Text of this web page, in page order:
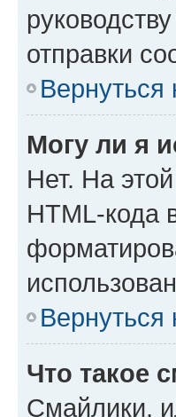
отправки
Вернуться
Могу ли я
Нет. На
HTML-кода
Вернуться
Что такое
Смайлики,